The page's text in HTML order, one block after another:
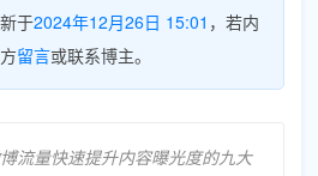
于2024年12月26日 15:01 ，若内
留言或联系博主。
流量快速提升内容曝光度的九大